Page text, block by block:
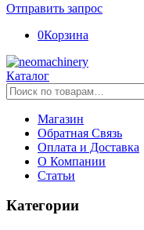
Отправить запрос
0Корзина
Каталог
Искать:
Магазин
Обратная Связь
Оплата и Доставка
О Компании
Статьи
Категории